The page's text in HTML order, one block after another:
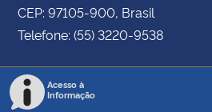
CEP: 97105-900, Brasil
Telefone: (55) 3220-9538
Acesso à
Informação